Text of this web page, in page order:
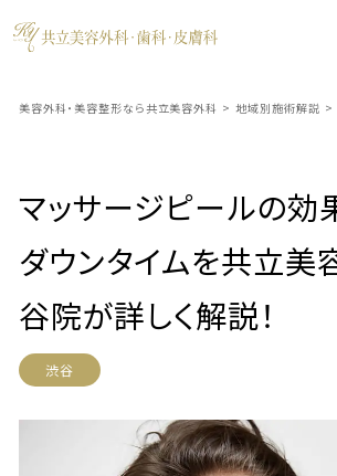
美容外科・美容整形なら共立美容外科 > 地域別施術解説 >
マッサージピールの効
ダウンタイムを共立美
谷院が詳しく解説！
渋谷